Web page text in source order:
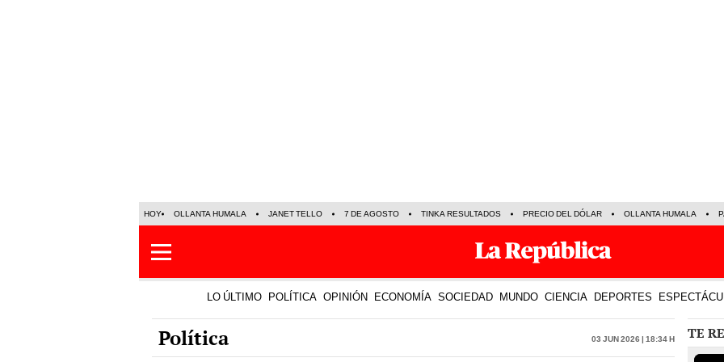
HOY OLLANTA HUMALA JANET TELLO 7 DE AGOSTO TINKA RESULTADOS PRECIO DEL DÓLAR OLLANTA HUMALA
LO ÚLTIMO POLÍTICA OPINIÓN ECONOMÍA SOCIEDAD MUNDO CIENCIA DEPORTES
Política 03 Jun 2026 | 18:34 h TE